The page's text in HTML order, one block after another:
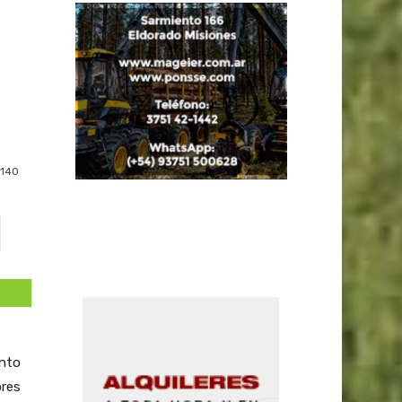
140
; ·New Holland – Persello ·MultiJacto SA, -con motosierras Shindaiwa y pulverizadoras Jacto; ·Latin Equipment Argentina ·Alto Paraná SA ·Interforest ·Agrale ·Huagro SA ·Rewalser ·Industrias Montefiori ·Faszzeski ·Y Banco Macro ¿Por qué estas empresas nos acompañan? ·Porque contamos con el auspicio del Gobierno de la provincia de Misiones ·Porque nuestro trabajo es 100% capital intelectual misionero ·Porque sabemos que la Feria Forestal Argentina es la exposición a cielo abi